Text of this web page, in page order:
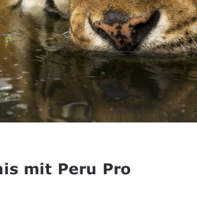
mit Peru Pro